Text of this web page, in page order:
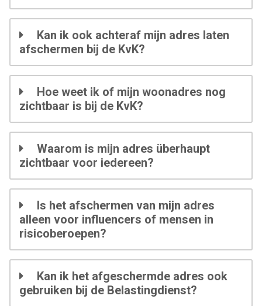
Kan ik ook achteraf mijn adres laten
afschermen bij de KvK?
Hoe weet ik of mijn woonadres nog
zichtbaar is bij de KvK?
Waarom is mijn adres überhaupt
zichtbaar voor iedereen?
Is het afschermen van mijn adres
alleen voor influencers of mensen in
risicoberoepen?
Kan ik het afgeschermde adres ook
gebruiken bij de Belastingdienst?